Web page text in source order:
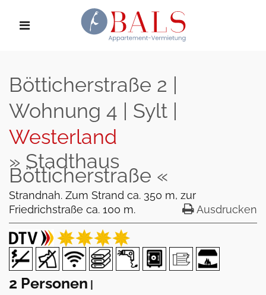
Bötticherstraße 2 |
Wohnung 4 | Sylt |
Westerland
» Stadthaus
Bötticherstraße «
Strandnah. Zum Strand ca. 350 m, zur
Friedrichstraße ca. 100 m.
Ausdrucken
2 Personen